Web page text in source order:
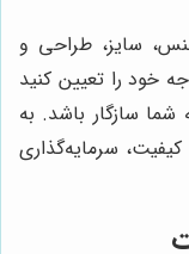
سایز، طراحی و
خود را تعیین کنید
شما سازگار باشد. به
سرمایه‌گذاری